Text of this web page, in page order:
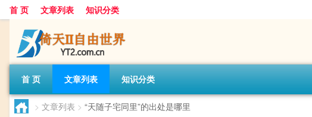
首 页 文章列表 知识分类
首 页 文章列表 知识分类
> 文章列表 > “天随子宅同里”的出处是哪里